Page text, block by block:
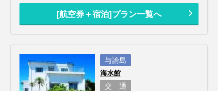
[航空券＋宿泊]プラン一覧へ
与論島
海水館
交 通